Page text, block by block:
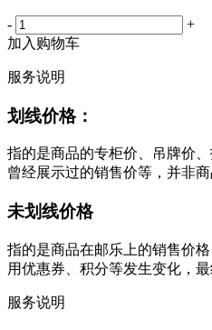
-
+
加入购物车
服务说明
划线价格：
指的是商品的专柜价、吊牌价
曾经展示过的销售价等，并非
未划线价格
指的是商品在邮乐上的销售价
用优惠券、积分等发生变化，
服务说明